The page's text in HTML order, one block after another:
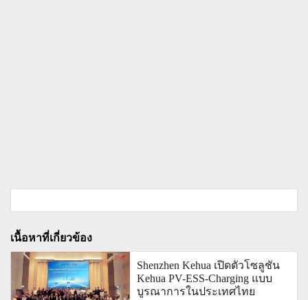
เนื้อหาที่เกี่ยวข้อง
Shenzhen Kehua เปิดตัวโซลูชัน
Kehua PV-ESS-Charging แบบ
บูรณาการในประเทศไทย